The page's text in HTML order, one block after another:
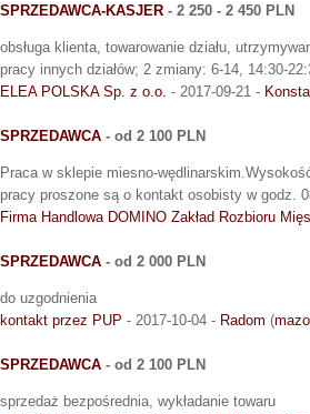
SPRZEDAWCA-KASJER - 2 250 - 2 450 PLN
obsługa klienta, towarowanie działu,
pracy innych działów; 2 zmiany: 6-14, 14:30-
ELEA POLSKA Sp. z o.o. - 2017-09-21 -
SPRZEDAWCA - od 2 100 PLN
Praca w sklepie miesno-
pracy proszone są o kontakt osobisty w godz.
Firma Handlowa DOMINO Zakład Rozbioru
SPRZEDAWCA - od 2 000 PLN
do uzgodnienia
kontakt przez PUP - 2017-10-04 - Radom (
SPRZEDAWCA - od 2 100 PLN
sprzedaż bezpośrednia, wykładanie towaru